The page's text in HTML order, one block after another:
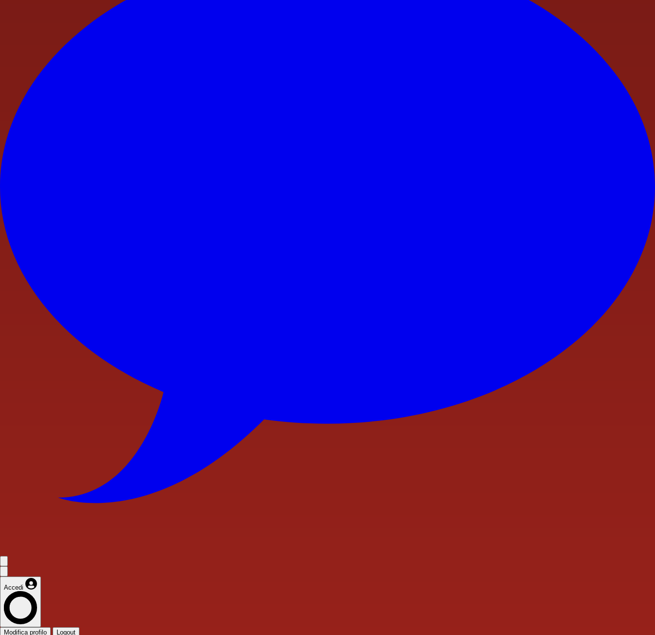
Accedi
Modifica profilo Logout